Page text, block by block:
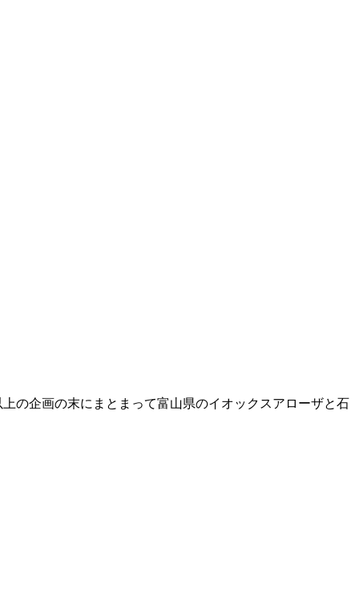
の企画の末にまとまって富山県のイオックスアローザと石